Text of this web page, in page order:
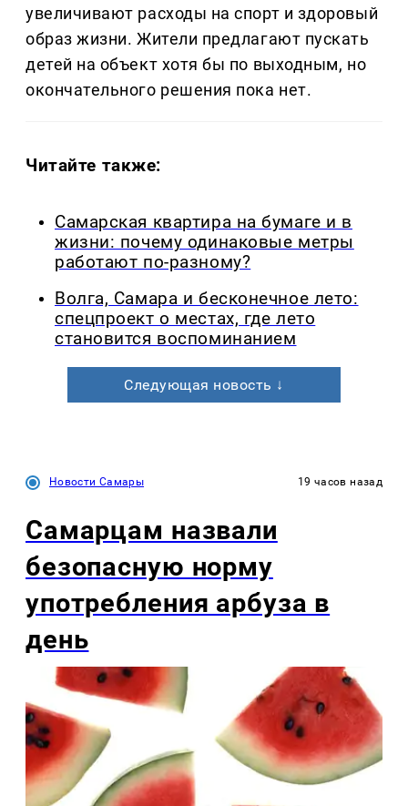
увеличивают расходы на спорт и здоровый
образ жизни. Жители предлагают пускать
детей на объект хотя бы по выходным, но
окончательного решения пока нет.
Читайте также:
Самарская квартира на бумаге и в
жизни: почему одинаковые метры
работают по-разному?
Волга, Самара и бесконечное лето:
спецпроект о местах, где лето
становится воспоминанием
Следующая новость ↓
Новости Самары 19 часов назад
Самарцам назвали
безопасную норму
употребления арбуза в
день